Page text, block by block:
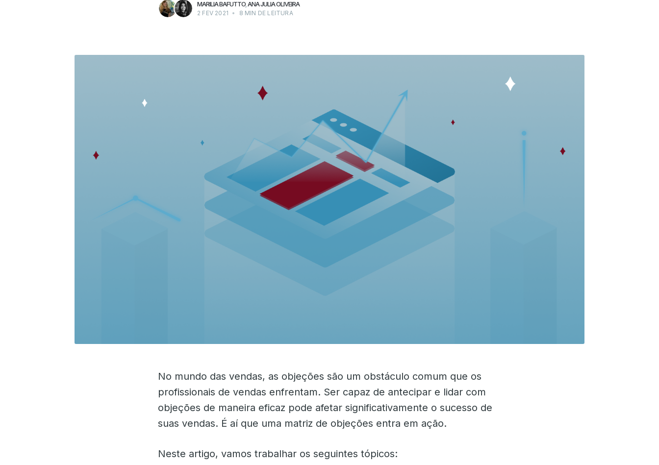
MARILIA BAFUTTO, ANA JULIA OLIVEIRA
2 FEV 2021 • 8 MIN DE LEITURA
No mundo das vendas, as objeções são um obstáculo comum que os
profissionais de vendas enfrentam. Ser capaz de antecipar e lidar com
objeções de maneira eficaz pode afetar significativamente o sucesso de
suas vendas. É aí que uma matriz de objeções entra em ação.
Neste artigo, vamos trabalhar os seguintes tópicos: